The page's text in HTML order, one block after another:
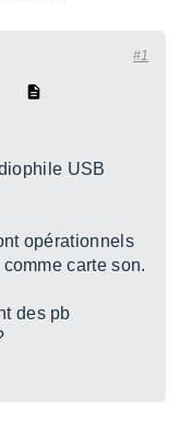
#1
USB
opérationnels
carte son.
des pb